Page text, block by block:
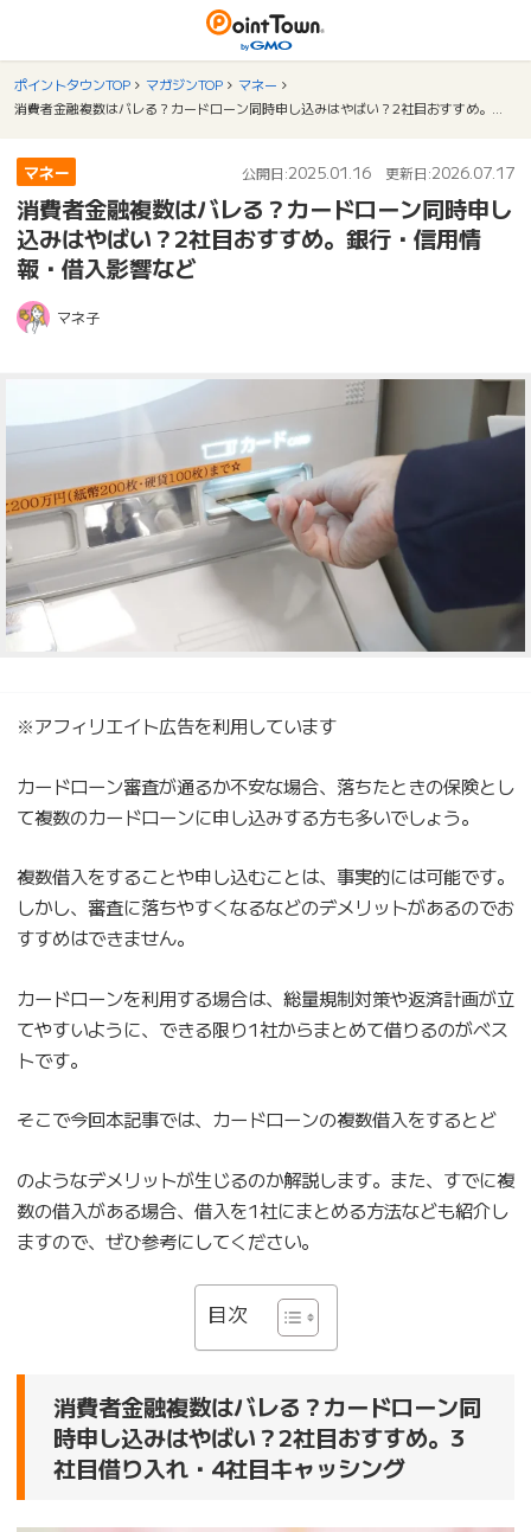
ポイントタウンTOP マガジンTOP
マネー
マネー 公開日:2025.01.16 更新日:2026.07.17
消費者金融複数はバレる？カードローン同時申し
込みはやばい？2社目おすすめ。銀行・信用情
報・借入影響など
マネ子
※アフィリエイト広告を利用しています
カードローン審査が通るか不安な場合、落ちたときの保険とし
て複数のカードローンに申し込みする方も多いでしょう。
複数借入をすることや申し込むことは、事実的には可能です。
しかし、審査に落ちやすくなるなどのデメリットがあるのでお
すすめはできません。
カードローンを利用する場合は、総量規制対策や返済計画が立
てやすいように、できる限り1社からまとめて借りるのがベス
トです。
そこで今回本記事では、カードローンの複数借入をするとど
のようなデメリットが生じるのか解説します。また、すでに複
数の借入がある場合、借入を1社にまとめる方法なども紹介し
ますので、ぜひ参考にしてください。
目次
消費者金融複数はバレる？カードローン同
時申し込みはやばい？2社目おすすめ。3
社目借り入れ・4社目キャッシング